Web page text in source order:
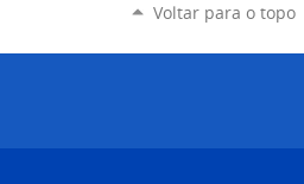
Voltar para o topo